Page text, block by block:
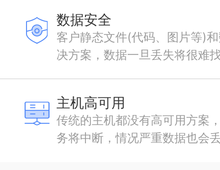
数据安全
客户静态文件(代码、图片等)
决方案，数据一旦丢失将很难
主机高可用
传统的主机都没有高可用方案
务将中断，情况严重数据也会